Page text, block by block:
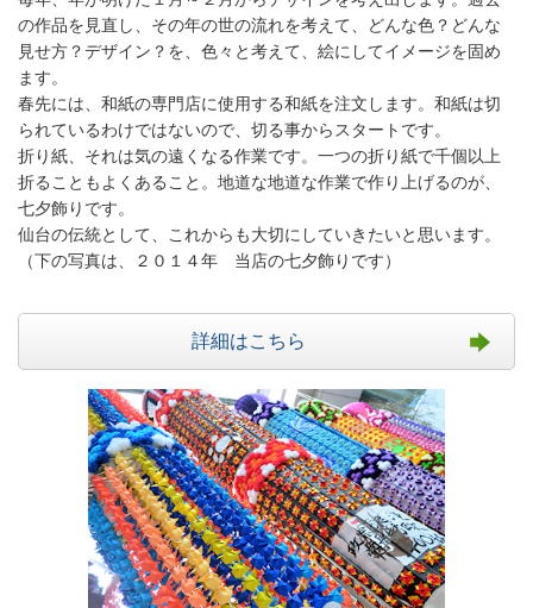
の作品を見直し、その年の世の流れを考えて、どんな色？どんな
見せ方？デザイン？を、色々と考えて、絵にしてイメージを固め
ます。
春先には、和紙の専門店に使用する和紙を注文します。和紙は切
られているわけではないので、切る事からスタートです。
折り紙、それは気の遠くなる作業です。一つの折り紙で千個以上
折ることもよくあること。地道な地道な作業で作り上げるのが、
七夕飾りです。
仙台の伝統として、これからも大切にしていきたいと思います。
（下の写真は、２０１４年 当店の七夕飾りです）
詳細はこちら